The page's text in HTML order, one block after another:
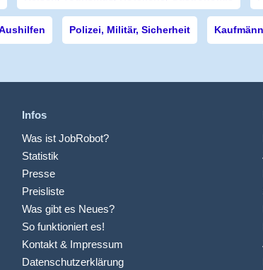
Polizei, Militär, Sicherheit
Infos
Was ist JobRobot?
Statistik
Presse
Preisliste
Was gibt es Neues?
So funktioniert es!
Kontakt & Impressum
Datenschutzerklärung